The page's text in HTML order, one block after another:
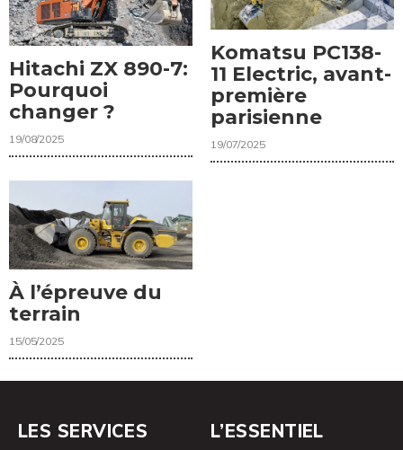
Hitachi ZX 890-7:
Pourquoi
changer ?
19/08/2025
Komatsu PC138-
11 Electric, avant-
première
parisienne
19/07/2025
À l’épreuve du
terrain
15/05/2025
LES SERVICES L’ESSENTIEL